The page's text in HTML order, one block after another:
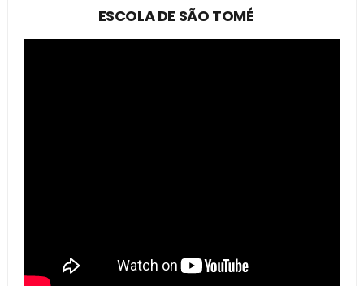
ESCOLA DE SÃO TOMÉ